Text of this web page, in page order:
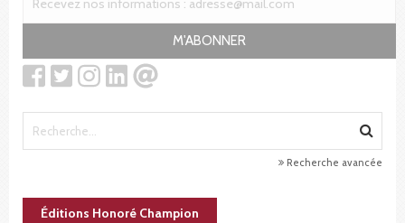
M'ABONNER
Recherche avancée
Éditions Honoré Champion